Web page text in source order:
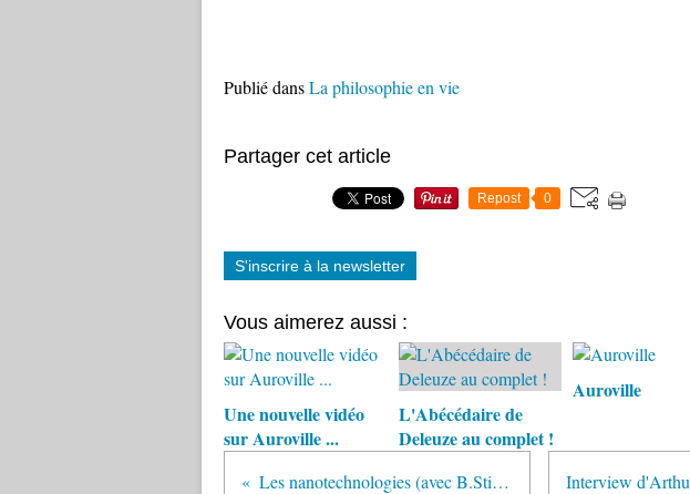
Publié dansLa philosophie en vie
Partager cet article
Repost 0
S'inscrire à la newsletter
Vous aimerez aussi :
Une nouvelle vidéo
sur Auroville ...
L'Abécédaire de
Deleuze au complet !
Auroville
Les nanotechnologies (avec B.Stiegler)